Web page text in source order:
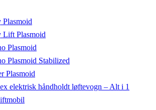
Plasmoid
Lift Plasmoid
Plasmoid
Plasmoid Stabilized
Plasmoid
elektrisk håndholdt løftevogn – Alt i 1